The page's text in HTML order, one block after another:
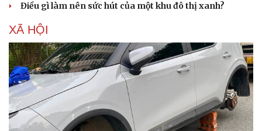
Điều gì làm nên sức hút của một khu đô thị xanh?
XÃ HỘI